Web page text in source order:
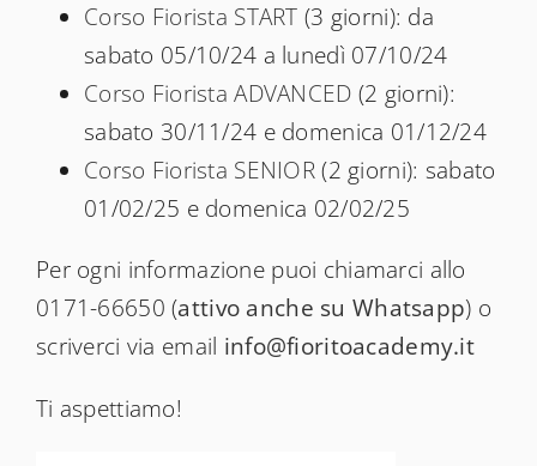
Corso Fiorista START (3 giorni): da
sabato 05/10/24 a lunedì 07/10/24
Corso Fiorista ADVANCED (2 giorni):
sabato 30/11/24 e domenica 01/12/24
Corso Fiorista SENIOR(2 giorni): sabato
01/02/25 e domenica 02/02/25
Per ogni informazione puoi chiamarci allo
0171-66650 (attivo anche su Whatsapp) o
scriverci via email info@fioritoacademy.it
Ti aspettiamo!